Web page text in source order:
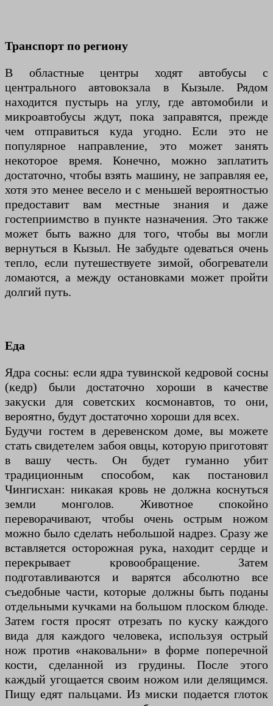
Транспорт по региону
В областные центры ходят автобусы с
центрального автовокзала в Кызыле. Рядом
находится пустырь на углу, где автомобили и
микроавтобусы ждут, пока заправятся, прежде
чем отправиться куда угодно. Если это не
популярное направление, это может занять
некоторое время. Конечно, можно заплатить
достаточно, чтобы взять машину, не заправляя ее,
хотя это менее весело и с меньшей вероятностью
предоставит вам местные знания и даже
гостеприимство в пункте назначения. Это также
может быть важно для того, чтобы вы могли
вернуться в Кызыл. Не забудьте одеваться очень
тепло, если путешествуете зимой, обогреватели
ломаются, а между остановками может пройти
долгий путь.
Еда
Ядра сосны: если ядра тувинской кедровой сосны
(кедр) были достаточно хороши в качестве
закуски для советских космонавтов, то они,
вероятно, будут достаточно хороши для всех.
Будучи гостем в деревенском доме, вы можете
стать свидетелем забоя овцы, которую приготовят
в вашу честь. Он будет гуманно убит
традиционным способом, как постановил
Чингисхан: никакая кровь не должна коснуться
земли монголов. Животное спокойно
переворачивают, чтобы очень острым ножом
можно было сделать небольшой надрез. Сразу же
вставляется осторожная рука, находит сердце и
перекрывает кровообращение. Затем
подготавливаются и варятся абсолютно все
съедобные части, которые должны быть поданы
отдельными кучками на большом плоском блюде.
Затем гостя просят отрезать по куску каждого
вида для каждого человека, используя острый
нож против «наковальни» в форме поперечной
кости, сделанной из грудины. После этого
каждый угощается своим ножом или делящимся.
Пищу едят пальцами. Из миски подается глоток